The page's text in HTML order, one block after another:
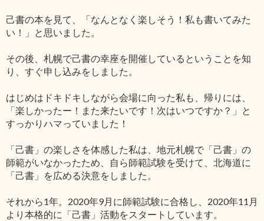
己書の本を見て、「なんとなく楽しそう！私も書いてみた
い！」と思いました。
その後、札幌で己書の幸座を開催しているということを知
り、すぐ申し込みをしました。
はじめはドキドキしながら会場に向った私も、帰りには、
「楽しかったー！また来たいです！次はいつですか？」と
すっかりハマっていました！
「己書」の楽しさを体感した私は、地元札幌で「己書」の
師範がいなかったため、自ら師範試験を受けて、北海道に
「己書」を広める決意をしました。
それから1年。2020年9月に師範試験に合格し、2020年11月
より本格的に「己書」活動をスタートしています。